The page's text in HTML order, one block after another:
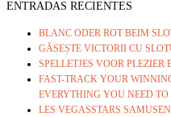
ENTRADAS RECIENTES
BLANC ODER ROT BEIM
GĂSEȘTE VICTORII CU
SPELLETJES VOOR
FAST-TRACK YOUR
EVERYTHING YOU NEED
LES VEGASSTARS